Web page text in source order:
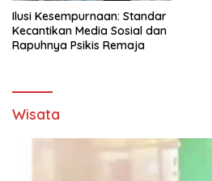
Ilusi Kesempurnaan: Standar
Kecantikan Media Sosial dan
Rapuhnya Psikis Remaja
Wisata